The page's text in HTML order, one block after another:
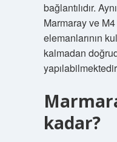
bağlantılıdır.
Marmaray ve
elemanlarının
kalmadan
kadar?